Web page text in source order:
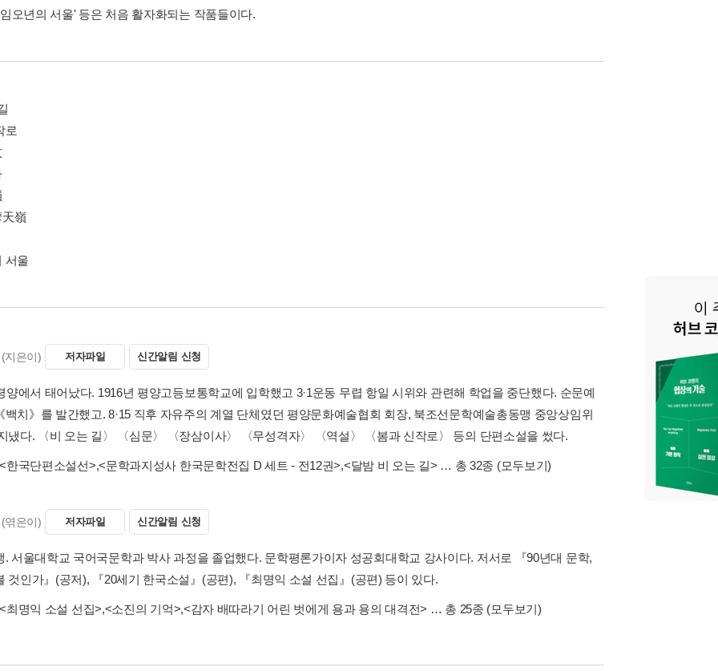
오년의 서울' 등은 처음 활자화되는 작품들이다.
로
嶺
서울
(지은이) 저자파일 신간알림 신청
양에서 태어났다. 1916년 평양고등보통학교에 입학했고 3·1운동 무렵 항일 시위와 관련해 학업을 중단했다. 순문예
백치》를 발간했고. 8·15 직후 자유주의 계열 단체였던 평양문화예술협회 회장, 북조선문학예술총동맹 중앙상임위
냈다. 〈비 오는 길〉 〈심문〉 〈장삼이사〉 〈무성격자〉 〈역설〉 〈봄과 신작로〉 등의 단편소설을 썼다.
<한국단편소설선>,<문학과지성사 한국문학전집 D 세트 - 전12권>,<달밤 비 오는 길> … 총 32종 (모두보기)
(엮은이) 저자파일 신간알림 신청
. 서울대학교 국어국문학과 박사 과정을 졸업했다. 문학평론가이자 성공회대학교 강사이다. 저서로 『90년대 문학,
것인가』(공저), 『20세기 한국소설』(공편), 『최명익 소설 선집』(공편) 등이 있다.
<최명익 소설 선집>,<소진의 기억>,<감자 배따라기 어린 벗에게 용과 용의 대격전> … 총 25종 (모두보기)